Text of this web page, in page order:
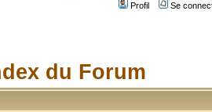
Profil
Se
du Forum